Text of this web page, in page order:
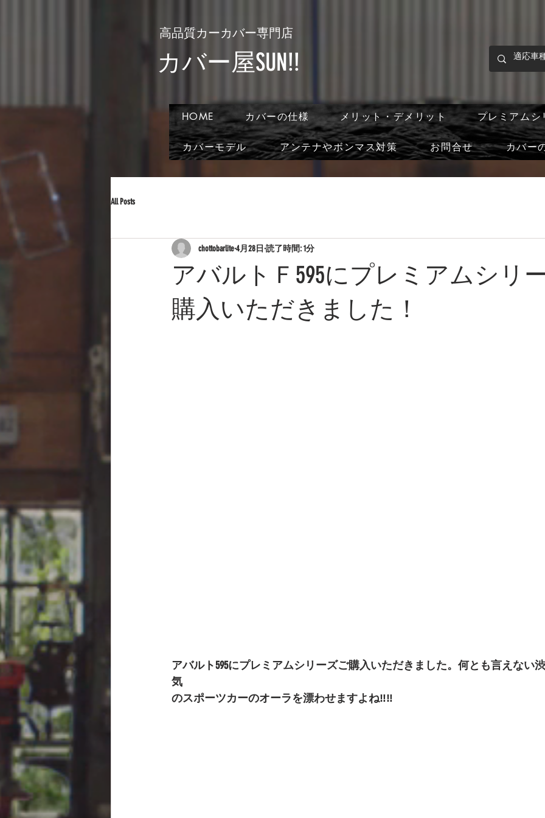
HOME カバーの仕様 メリット・デメリット プレミアムシ
カバーモデル アンテナやボンマス対策 お問合せ カバー
​高品質カーカバー専門店
​カバー屋SUN!!
All Posts
アバルトＦ595にプレミアムシリ
購入いただきました！
chottobarlite4月28日 読了時間: 1分
アバルト595にプレミアムシリーズご購入いただきました。何とも言えない
気
のスポーツカーのオーラを漂わせますよね‼‼